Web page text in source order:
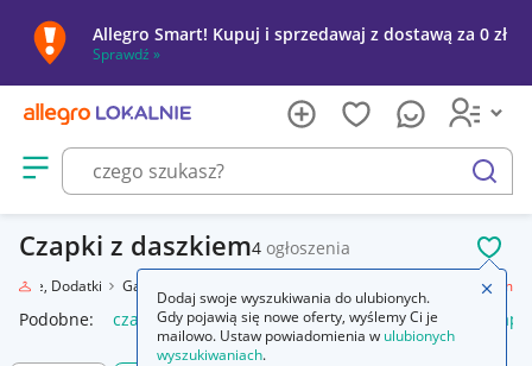
Allegro Smart! Kupuj i sprzedawaj z dostawą za 0 zł
Sprawdź »
Otwórz menu z kategoriami
szukaj
Czapki z daszkiem4 ogłoszenia
Dodatki Galanteria i dodatki Czapki z daszkiem
Podobne: czapka z daszkiem czapka z daszkiem nike
Dodaj swoje wyszukiwania do ulubionych.
Gdy pojawią się nowe oferty, wyślemy Ci je
mailowo. Ustaw powiadomienia w ulubionych
wyszukiwaniach.